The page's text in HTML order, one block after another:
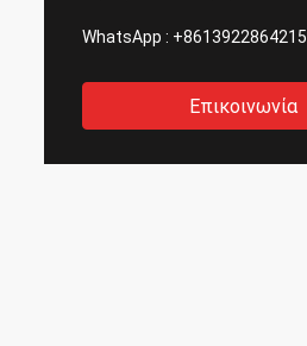
WhatsApp : +8613922864215
Επικοινωνία